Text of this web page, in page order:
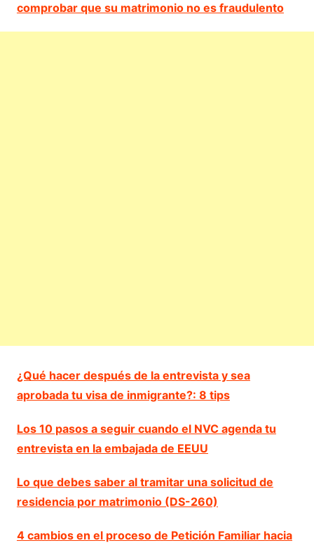
comprobar que su matrimonio no es fraudulento
¿Qué hacer después de la entrevista y sea
aprobada tu visa de inmigrante?: 8 tips
Los 10 pasos a seguir cuando el NVC agenda tu
entrevista en la embajada de EEUU
Lo que debes saber al tramitar una solicitud de
residencia por matrimonio (DS-260)
4 cambios en el proceso de Petición Familiar hacia